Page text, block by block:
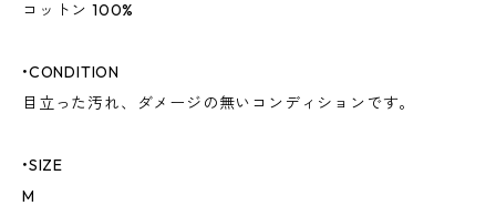
コットン 100%
•CONDITION
目立った汚れ、ダメージの無いコンディションです。
•SIZE
M